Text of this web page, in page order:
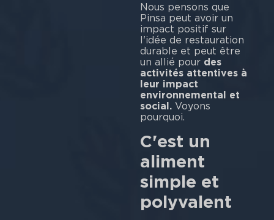
Nous pensons que
Pinsa peut avoir un
impact positif sur
l'idée de restauration
durable et peut être
un allié pour des
activités attentives à
leur impact
environnemental et
social.Voyons
pourquoi.
C'est un
aliment
simple et
polyvalent